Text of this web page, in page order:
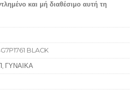
και μή διαθέσιμο αυτή τη
BLACK
, ΓΥΝΑΙΚΑ